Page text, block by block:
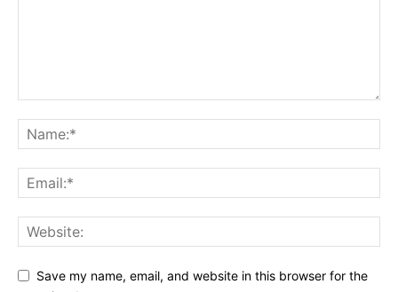
Save my name, email, and website in this browser for the